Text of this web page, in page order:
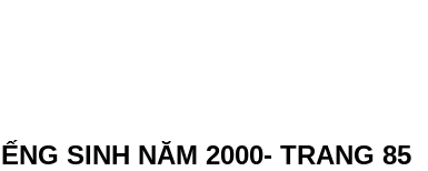
SINH NĂM 2000- TRANG 85